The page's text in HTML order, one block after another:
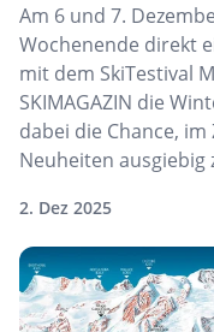
Am 6 und 7.
Wochenende direkt
mit dem SkiTestival
SKIMAGAZIN die
dabei die Chance,
Neuheiten ausgiebig
2. Dez 2025